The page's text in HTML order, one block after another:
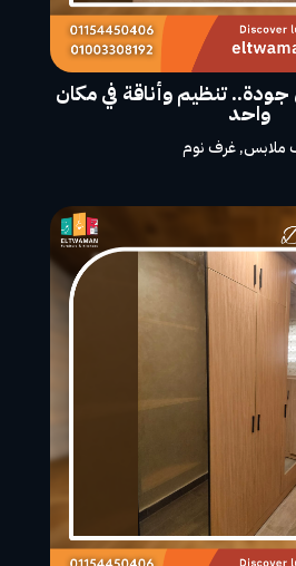
تنظيم وأناقة في مكان
واحد
ملابس,غرف نوم